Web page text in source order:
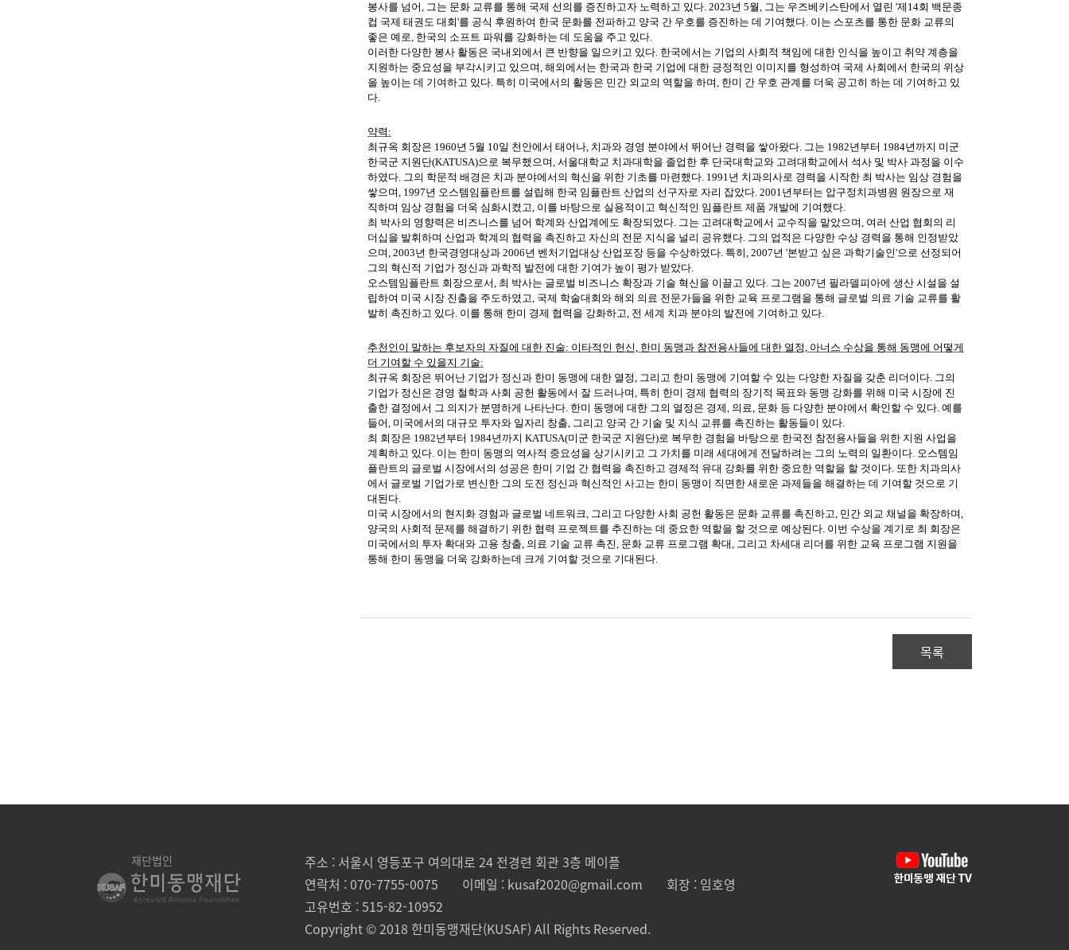
봉사를 넘어, 그는 문화 교류를 통해 국제 선의를 증진하고자 노력하고 있다. 2023년 5월, 그는 우즈베키스탄에서 열린 '제14회 백문종
컵 국제 태권도 대회'를 공식 후원하여 한국 문화를 전파하고 양국 간 우호를 증진하는 데 기여했다. 이는 스포츠를 통한 문화 교류의
좋은 예로, 한국의 소프트 파워를 강화하는 데 도움을 주고 있다.
이러한 다양한 봉사 활동은 국내외에서 큰 반향을 일으키고 있다. 한국에서는 기업의 사회적 책임에 대한 인식을 높이고 취약 계층을
지원하는 중요성을 부각시키고 있으며, 해외에서는 한국과 한국 기업에 대한 긍정적인 이미지를 형성하여 국제 사회에서 한국의 위상
을 높이는 데 기여하고 있다. 특히 미국에서의 활동은 민간 외교의 역할을 하며, 한미 간 우호 관계를 더욱 공고히 하는 데 기여하고 있
다.
약력 :
최규옥 회장은 1960년 5월 10일 천안에서 태어나, 치과와 경영 분야에서 뛰어난 경력을 쌓아왔다. 그는 1982년부터 1984년까지 미군
한국군 지원단(KATUSA)으로 복무했으며, 서울대학교 치과대학을 졸업한 후 단국대학교와 고려대학교에서 석사 및 박사 과정을 이수
하였다. 그의 학문적 배경은 치과 분야에서의 혁신을 위한 기초를 마련했다. 1991년 치과의사로 경력을 시작한 최 박사는 임상 경험을
쌓으며, 1997년 오스템임플란트를 설립해 한국 임플란트 산업의 선구자로 자리 잡았다. 2001년부터는 압구정치과병원 원장으로 재
직하며 임상 경험을 더욱 심화시켰고, 이를 바탕으로 실용적이고 혁신적인 임플란트 제품 개발에 기여했다.
최 박사의 영향력은 비즈니스를 넘어 학계와 산업계에도 확장되었다. 그는 고려대학교에서 교수직을 맡았으며, 여러 산업 협회의 리
더십을 발휘하며 산업과 학계의 협력을 촉진하고 자신의 전문 지식을 널리 공유했다. 그의 업적은 다양한 수상 경력을 통해 인정받았
으며, 2003년 한국경영대상과 2006년 벤처기업대상 산업포장 등을 수상하였다. 특히, 2007년 '본받고 싶은 과학기술인'으로 선정되어
그의 혁신적 기업가 정신과 과학적 발전에 대한 기여가 높이 평가 받았다.
오스템임플란트 회장으로서, 최 박사는 글로벌 비즈니스 확장과 기술 혁신을 이끌고 있다. 그는 2007년 필라델피아에 생산 시설을 설
립하여 미국 시장 진출을 주도하였고, 국제 학술대회와 해외 의료 전문가들을 위한 교육 프로그램을 통해 글로벌 의료 기술 교류를 활
발히 촉진하고 있다. 이를 통해 한미 경제 협력을 강화하고, 전 세계 치과 분야의 발전에 기여하고 있다.
추천인이 말하는 후보자의 자질에 대한 진술: 이타적인 헌신, 한미 동맹과 참전용사들에 대한 열정, 아너스 수상을 통해 동맹에 어떻게
더 기여할 수 있을지 기술:
최규옥 회장은 뛰어난 기업가 정신과 한미 동맹에 대한 열정, 그리고 한미 동맹에 기여할 수 있는 다양한 자질을 갖춘 리더이다. 그의
기업가 정신은 경영 철학과 사회 공헌 활동에서 잘 드러나며, 특히 한미 경제 협력의 장기적 목표와 동맹 강화를 위해 미국 시장에 진
출한 결정에서 그 의지가 분명하게 나타난다. 한미 동맹에 대한 그의 열정은 경제, 의료, 문화 등 다양한 분야에서 확인할 수 있다. 예를
들어, 미국에서의 대규모 투자와 일자리 창출, 그리고 양국 간 기술 및 지식 교류를 촉진하는 활동들이 있다.
최 회장은 1982년부터 1984년까지 KATUSA(미군 한국군 지원단)로 복무한 경험을 바탕으로 한국전 참전용사들을 위한 지원 사업을
계획하고 있다. 이는 한미 동맹의 역사적 중요성을 상기시키고 그 가치를 미래 세대에게 전달하려는 그의 노력의 일환이다. 오스템임
플란트의 글로벌 시장에서의 성공은 한미 기업 간 협력을 촉진하고 경제적 유대 강화를 위한 중요한 역할을 할 것이다. 또한 치과의사
에서 글로벌 기업가로 변신한 그의 도전 정신과 혁신적인 사고는 한미 동맹이 직면한 새로운 과제들을 해결하는 데 기여할 것으로 기
대된다.
미국 시장에서의 현지화 경험과 글로벌 네트워크, 그리고 다양한 사회 공헌 활동은 문화 교류를 촉진하고, 민간 외교 채널을 확장하며,
양국의 사회적 문제를 해결하기 위한 협력 프로젝트를 추진하는 데 중요한 역할을 할 것으로 예상된다. 이번 수상을 계기로 최 회장은
미국에서의 투자 확대와 고용 창출, 의료 기술 교류 촉진, 문화 교류 프로그램 확대, 그리고 차세대 리더를 위한 교육 프로그램 지원을
통해 한미 동맹을 더욱 강화하는데 크게 기여할 것으로 기대된다.
목록
재단법인 주소 : 서울시 영등포구 여의대로 24 전경련 회관 3층 메이플
연락처 : 070-7755-0075
이메일 : kusaf2020@gmail.com
회장 : 임호영
고유번호 : 515-82-10952
Copyright © 2018 한미동맹재단(KUSAF) All Rights Reserved.